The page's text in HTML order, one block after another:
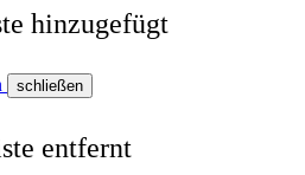
hinzugefügt
schließen
entfernt